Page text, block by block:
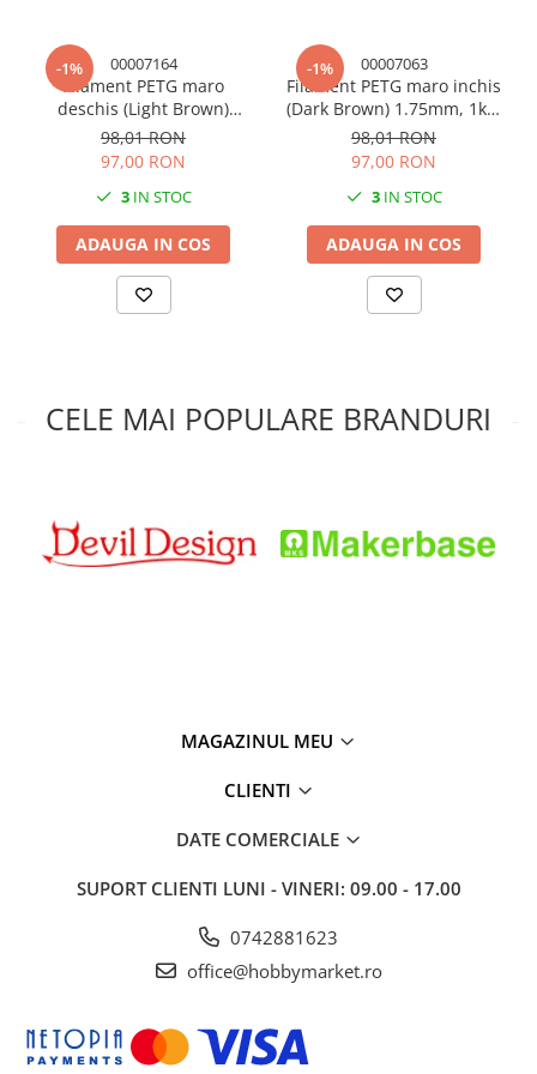
menținerea filamentului în stare bună, se poate folosi silica
gel, care ajută la absorbția umidității și protejează materialul
de deteriorare.
-1% 00007164
Filament PETG maro
deschis (Light Brown)
1.75mm, 1kg, Devil Design,
imprimanta 3D
98,01 RON
97,00 RON
3IN STOC
ADAUGA IN COS
-1% 00007063
Filament PETG maro inchis
(Dark Brown) 1.75mm, 1kg,
Devil Design, imprimanta
3D
98,01 RON
97,00 RON
3IN STOC
ADAUGA IN COS
CELE MAI POPULARE BRANDURI
MAGAZINUL MEU
CLIENTI
DATE COMERCIALE
SUPORT CLIENTI LUNI - VINERI: 09.00 - 17.00
0742881623
office@hobbymarket.ro